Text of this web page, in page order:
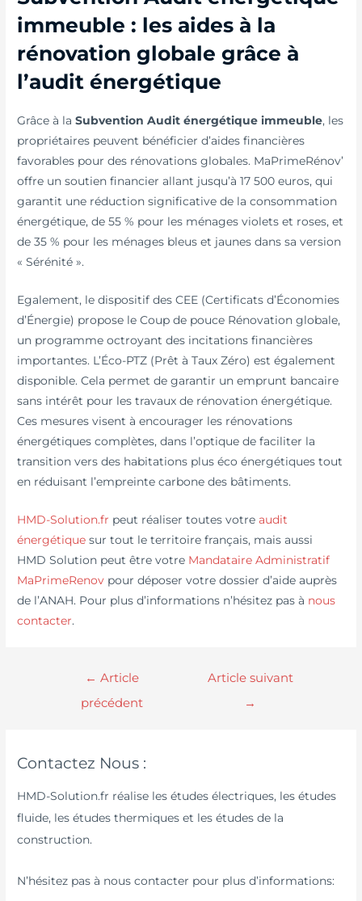
immeuble : les aides à la
rénovation globale grâce à
l’audit énergétique
Grâce à laSubvention Audit énergétique immeuble, les
propriétaires peuvent bénéficier d’aides financières
favorables pour des rénovations globales. MaPrimeRénov’
offre un soutien financier allant jusqu’à 17 500 euros, qui
garantit une réduction significative de la consommation
énergétique, de 55 % pour les ménages violets et roses, et
de 35 % pour les ménages bleus et jaunes dans sa version
« Sérénité ».
Egalement, le dispositif des CEE (Certificats d’Économies
d’Énergie) propose le Coup de pouce Rénovation globale,
un programme octroyant des incitations financières
importantes. L’Éco-PTZ (Prêt à Taux Zéro) est également
disponible. Cela permet de garantir un emprunt bancaire
sans intérêt pour les travaux de rénovation énergétique.
Ces mesures visent à encourager les rénovations
énergétiques complètes, dans l’optique de faciliter la
transition vers des habitations plus éco énergétiques tout
en réduisant l’empreinte carbone des bâtiments.
HMD-Solution.fr peut réaliser toutes votreaudit
énergétique sur tout le territoire français, mais aussi
HMD Solution peut être votre Mandataire Administratif
MaPrimeRenov pour déposer votre dossier d’aide auprès
de l’ANAH. Pour plus d’informations n’hésitez pas à nous
contacter.
← Article
précédent
Article suivant
→
Contactez Nous :
HMD-Solution.fr réalise les études électriques, les études
fluide, les études thermiques et les études de la
construction.
N’hésitez pas à nous contacter pour plus d’informations: